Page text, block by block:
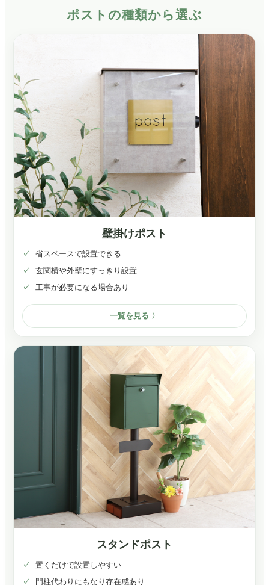
ポストの種類から選ぶ
壁掛けポスト
省スペースで設置できる
玄関横や外壁にすっきり設置
工事が必要になる場合あり
一覧を見る
スタンドポスト
置くだけで設置しやすい
門柱代わりにもなり存在感あり